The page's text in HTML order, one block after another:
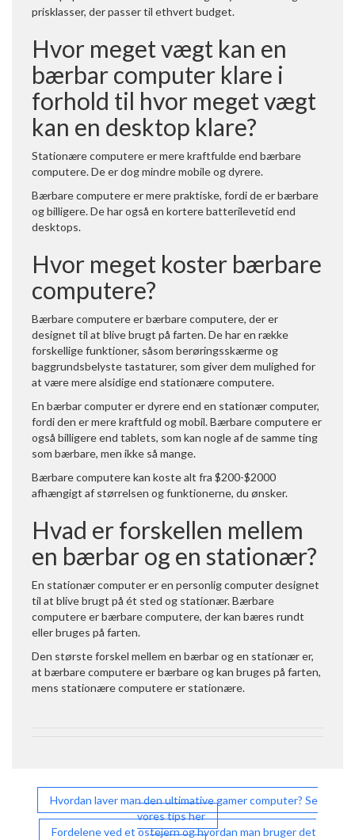
prisklasser, der passer til ethvert budget.
Hvor meget vægt kan en
bærbar computer klare i
forhold til hvor meget vægt
kan en desktop klare?
Stationære computere er mere kraftfulde end bærbare
computere. De er dog mindre mobile og dyrere.
Bærbare computere er mere praktiske, fordi de er bærbare
og billigere. De har også en kortere batterilevetid end
desktops.
Hvor meget koster bærbare
computere?
Bærbare computere er bærbare computere, der er
designet til at blive brugt på farten. De har en række
forskellige funktioner, såsom berøringsskærme og
baggrundsbelyste tastaturer, som giver dem mulighed for
at være mere alsidige end stationære computere.
En bærbar computer er dyrere end en stationær computer,
fordi den er mere kraftfuld og mobil. Bærbare computere er
også billigere end tablets, som kan nogle af de samme ting
som bærbare, men ikke så mange.
Bærbare computere kan koste alt fra $200-$2000
afhængigt af størrelsen og funktionerne, du ønsker.
Hvad er forskellen mellem
en bærbar og en stationær?
En stationær computer er en personlig computer designet
til at blive brugt på ét sted og stationær. Bærbare
computere er bærbare computere, der kan bæres rundt
eller bruges på farten.
Den største forskel mellem en bærbar og en stationær er,
at bærbare computere er bærbare og kan bruges på farten,
mens stationære computere er stationære.
Indlægsnavigation
Hvordan laver man den ultimative gamer computer? Se
vores tips her
Fordelene ved et ostejern og hvordan man bruger det